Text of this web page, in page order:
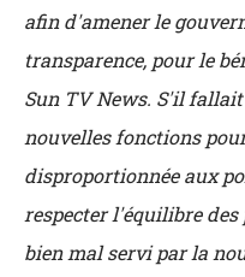
afin d'amener le
transparence, pour le
Sun TV News. S'il
nouvelles fonctions
disproportionnée aux
respecter l'équilibre
bien mal servi par la